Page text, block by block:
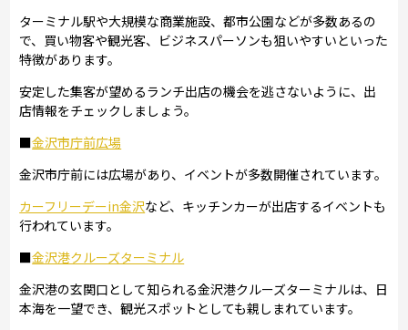
ターミナル駅や大規模な商業施設、都市公園などが多数あるの
で、買い物客や観光客、ビジネスパーソンも狙いやすいといった
特徴があります。
安定した集客が望めるランチ出店の機会を逃さないように、出
店情報をチェックしましょう。
■金沢市庁前広場
金沢市庁前には広場があり、イベントが多数開催されています。
カーフリーデーin金沢など、キッチンカーが出店するイベントも
行われています。
■金沢港クルーズターミナル
金沢港の玄関口として知られる金沢港クルーズターミナルは、日
本海を一望でき、観光スポットとしても親しまれています。